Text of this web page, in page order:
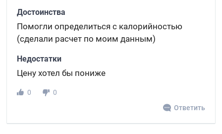
Достоинства
Помогли определиться с калорийностью
(сделали расчет по моим данным)
Недостатки
Цену хотел бы пониже
0
0
Ответить